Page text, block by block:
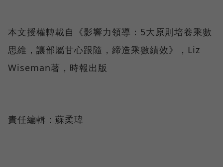
本文授權轉載自《影響力領導：5大原則培養乘數
思維，讓部屬甘心跟隨，締造乘數績效》，Liz
Wiseman著，時報出版
責任編輯：蘇柔瑋